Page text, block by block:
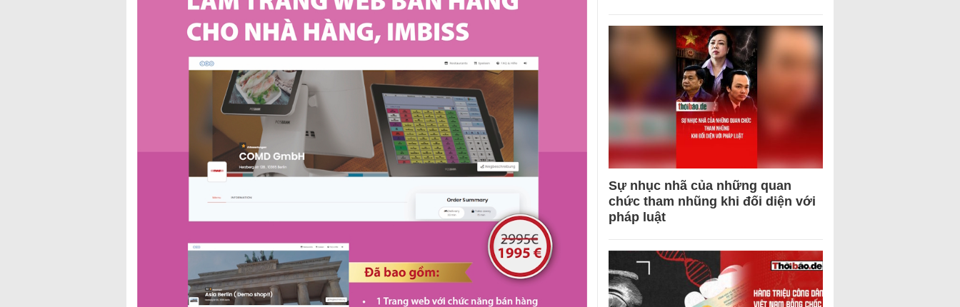
Sự nhục nhã của những quan
chức tham nhũng khi đối diện với
pháp luật